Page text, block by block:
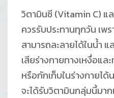
วิตามินซี (Vitamin C) แ
ควรรับประทานทุกวัน เพ
สามารถละลายได้ในน้ำ
เสียร่างกายทางเหงื่อแล
หรือกักเก็บในร่างกายได้
จะได้รับวิตามินกลุ่มนี้มา